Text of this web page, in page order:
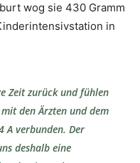
wog sie 430 Gramm
in
Zeit zurück und fühlen
den Ärzten und dem
A verbunden. Der
deshalb eine